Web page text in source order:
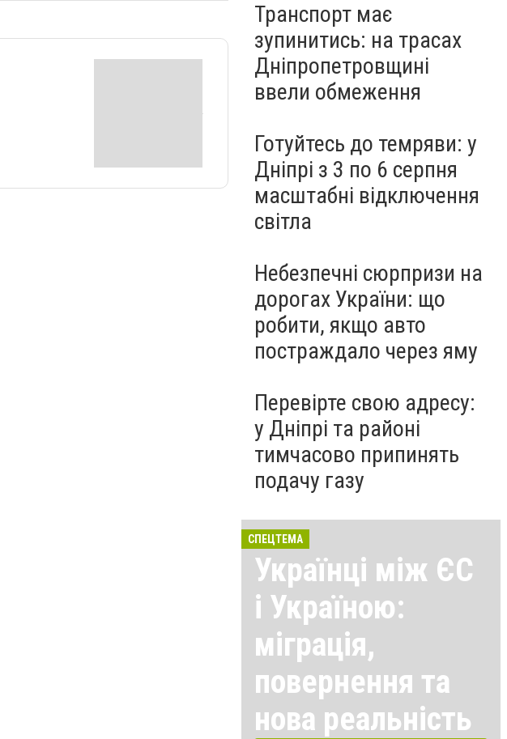
Транспорт має
зупинитись: на трасах
Дніпропетровщині
ввели обмеження
Готуйтесь до темряви: у
Дніпрі з 3 по 6 серпня
масштабні відключення
світла
Небезпечні сюрпризи на
дорогах України: що
робити, якщо авто
постраждало через яму
Перевірте свою адресу:
у Дніпрі та районі
тимчасово припинять
подачу газу
СПЕЦТЕМА
Українці між ЄС
і Україною:
міграція,
повернення та
нова реальність